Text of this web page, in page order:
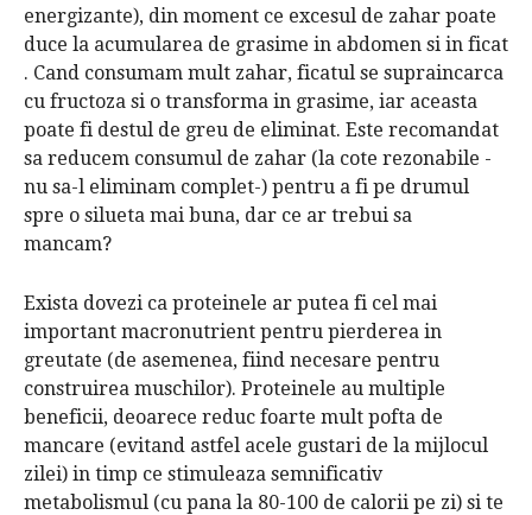
energizante), din moment ce excesul de zahar poate
duce la acumularea de grasime in abdomen si in ficat
. Cand consumam mult zahar, ficatul se supraincarca
cu fructoza si o transforma in grasime, iar aceasta
poate fi destul de greu de eliminat. Este recomandat
sa reducem consumul de zahar (la cote rezonabile -
nu sa-l eliminam complet-) pentru a fi pe drumul
spre o silueta mai buna, dar ce ar trebui sa
mancam?
Exista dovezi ca proteinele ar putea fi cel mai
important macronutrient pentru pierderea in
greutate (de asemenea, fiind necesare pentru
construirea muschilor). Proteinele au multiple
beneficii, deoarece reduc foarte mult pofta de
mancare (evitand astfel acele gustari de la mijlocul
zilei) in timp ce stimuleaza semnificativ
metabolismul (cu pana la 80-100 de calorii pe zi) si te